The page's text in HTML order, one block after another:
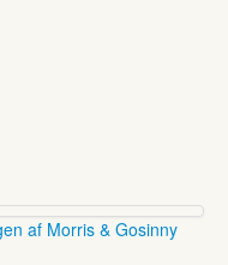
af Morris & Gosinny